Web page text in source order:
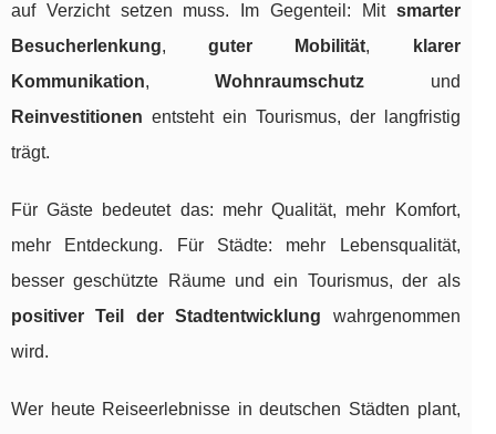
auf Verzicht setzen muss. Im Gegenteil: Mit smarter
Besucherlenkung,guter Mobilität,
klarer
Kommunikation,Wohnraumschutz und
Reinvestitionen entsteht ein Tourismus, der langfristig
trägt.
Für Gäste bedeutet das: mehr Qualität, mehr Komfort,
mehr Entdeckung. Für Städte: mehr Lebensqualität,
besser geschützte Räume und ein Tourismus, der als
positiver Teil der Stadtentwicklung wahrgenommen
wird.
Wer heute Reiseerlebnisse in deutschen Städten plant,